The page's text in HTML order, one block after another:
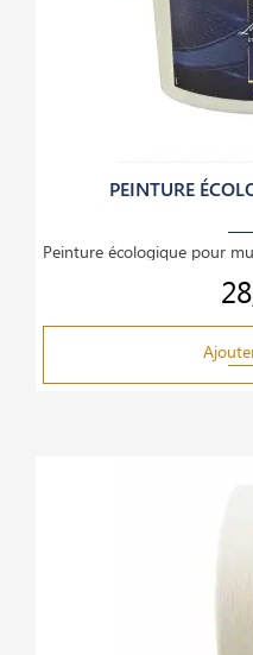
PEINTURE
Prix